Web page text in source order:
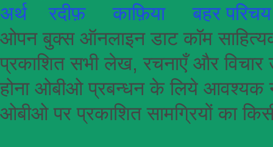
अर्थ
रदीफ़ काफ़िया
बहर
ओपन बुक्स ऑनलाइन डाट कॉम
प्रकाशित सभी लेख, रचनाएँ और विचार
होना ओबीओप्रबन्धन के लिये आवश्यक
ओबीओ पर प्रकाशित सामग्रियों का